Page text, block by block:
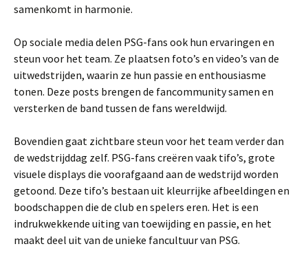
samenkomt in harmonie.
Op sociale media delen PSG-fans ook hun ervaringen en
steun voor het team. Ze plaatsen foto’s en video’s van de
uitwedstrijden, waarin ze hun passie en enthousiasme
tonen. Deze posts brengen de fancommunity samen en
versterken de band tussen de fans wereldwijd.
Bovendien gaat zichtbare steun voor het team verder dan
de wedstrijddag zelf. PSG-fans creëren vaak tifo’s, grote
visuele displays die voorafgaand aan de wedstrijd worden
getoond. Deze tifo’s bestaan uit kleurrijke afbeeldingen en
boodschappen die de club en spelers eren. Het is een
indrukwekkende uiting van toewijding en passie, en het
maakt deel uit van de unieke fancultuur van PSG.